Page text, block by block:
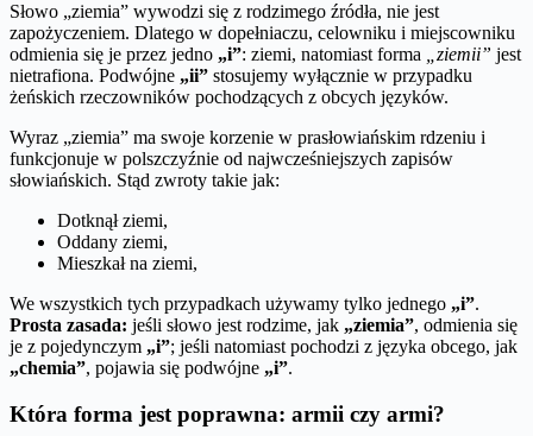
Słowo „ziemia” wywodzi się z rodzimego źródła, nie jest
zapożyczeniem. Dlatego w dopełniaczu, celowniku i miejscowniku
odmienia się je przez jedno „i”: ziemi, natomiast forma „ziemii” jest
nietrafiona. Podwójne „ii” stosujemy wyłącznie w przypadku
żeńskich rzeczowników pochodzących z obcych języków.
Wyraz „ziemia” ma swoje korzenie w prasłowiańskim rdzeniu i
funkcjonuje w polszczyźnie od najwcześniejszych zapisów
słowiańskich. Stąd zwroty takie jak:
Dotknął ziemi,
Oddany ziemi,
Mieszkał na ziemi,
We wszystkich tych przypadkach używamy tylko jednego „i”.
Prosta zasada: jeśli słowo jest rodzime, jak „ziemia”, odmienia się
je z pojedynczym „i”; jeśli natomiast pochodzi z języka obcego, jak
„chemia”, pojawia się podwójne „i”.
Która forma jest poprawna: armii czy armi?